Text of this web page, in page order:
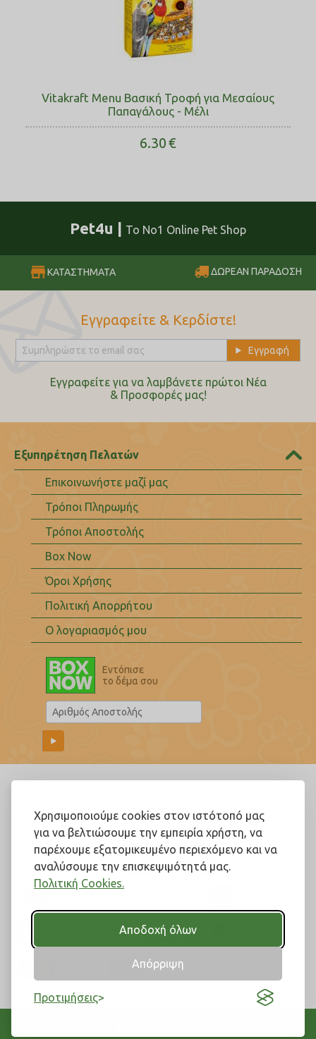
Χρησιμοποιούμε cookies στον ιστότοπό μας
για να βελτιώσουμε την εμπειρία χρήστη, να
παρέχουμε εξατομικευμένο περιεχόμενο και να
αναλύσουμε την επισκεψιμότητά μας.
Πολιτική Cookies.
Αποδοχή όλων
Απόρριψη
Προτιμήσεις
Vitakraft Menu Βασική Τροφή για Μεσαίους
Παπαγάλους - Μέλι
6.30€
Pet4u | Το No1 Online Pet Shop
ΚΑΤΑΣΤΗΜΑΤΑ ΔΩΡΕΑΝ ΠΑΡΑΔΟΣΗ
Εγγραφείτε & Κερδίστε!
Εγγραφείτε για να λαμβάνετε πρώτοι Nέα
& Προσφορές μας!
Εξυπηρέτηση Πελατών
Επικοινωνήστε μαζί μας
Τρόποι Πληρωμής
Τρόποι Αποστολής
Box Now
Όροι Χρήσης
Πολιτική Απορρήτου
Ο λογαριασμός μου
Εντόπισε
το δέμα σου
Ακολουθήστε μας!